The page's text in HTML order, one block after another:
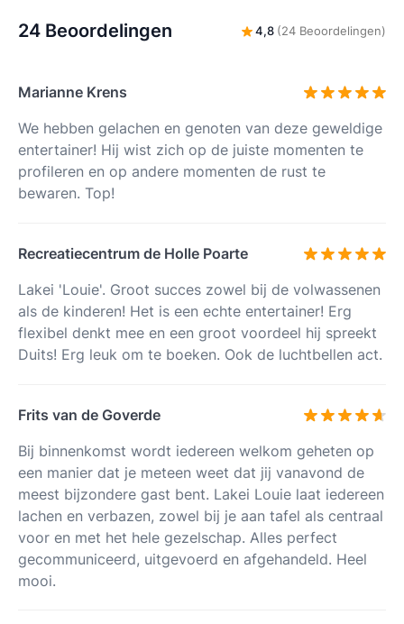
24 Beoordelingen 4,8 (24 Beoordelingen)
Marianne Krens
We hebben gelachen en genoten van deze geweldige
entertainer! Hij wist zich op de juiste momenten te
profileren en op andere momenten de rust te
bewaren. Top!
Recreatiecentrum de Holle Poarte
Lakei 'Louie'. Groot succes zowel bij de volwassenen
als de kinderen! Het is een echte entertainer! Erg
flexibel denkt mee en een groot voordeel hij spreekt
Duits! Erg leuk om te boeken. Ook de luchtbellen act.
Frits van de Goverde
Bij binnenkomst wordt iedereen welkom geheten op
een manier dat je meteen weet dat jij vanavond de
meest bijzondere gast bent. Lakei Louie laat iedereen
lachen en verbazen, zowel bij je aan tafel als centraal
voor en met het hele gezelschap. Alles perfect
gecommuniceerd, uitgevoerd en afgehandeld. Heel
mooi.